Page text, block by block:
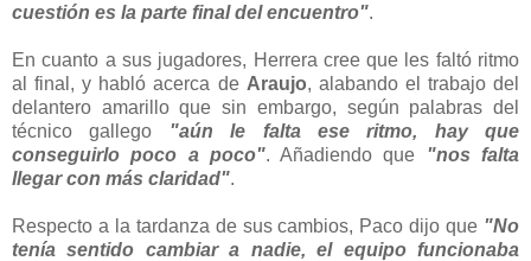
cuestión es la parte final del encuentro".
En cuanto a sus jugadores, Herrera cree que les faltó ritmo
al final, y habló acerca de Araujo, alabando el trabajo del
delantero amarillo que sin embargo, según palabras del
técnico gallego "aún le falta ese ritmo, hay que
conseguirlo poco a poco". Añadiendo que "nos falta
llegar con más claridad".
Respecto a la tardanza de sus cambios, Paco dijo que "No
tenía sentido cambiar a nadie, el equipo funcionaba